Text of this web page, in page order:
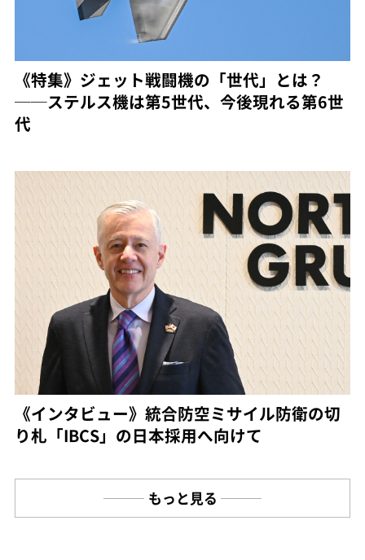
《特集》ジェット戦闘機の「世代」とは？
──ステルス機は第5世代、今後現れる第6世
代
《インタビュー》統合防空ミサイル防衛の切
り札「IBCS」の日本採用へ向けて
もっと見る